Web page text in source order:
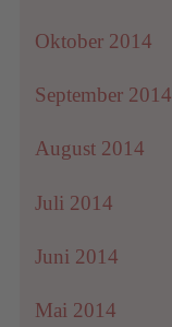
Oktober 2014
September 2014
August 2014
Juli 2014
Juni 2014
Mai 2014